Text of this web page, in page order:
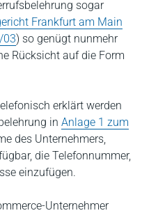
sogar
Frankfurt am Main
03) so genügt nunmehr
Rücksicht auf die Form
erklärt werden
in Anlage 1 zum
des Unternehmers,
die Telefonnummer,
einzufügen.
Unternehmer